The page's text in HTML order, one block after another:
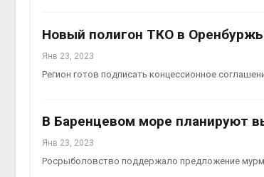
Новый полигон ТКО в
Янв 23, 2023
Регион готов подписать концессионное
В Баренцевом море планируют
Янв 23, 2023
Росрыболовство поддержало предложение